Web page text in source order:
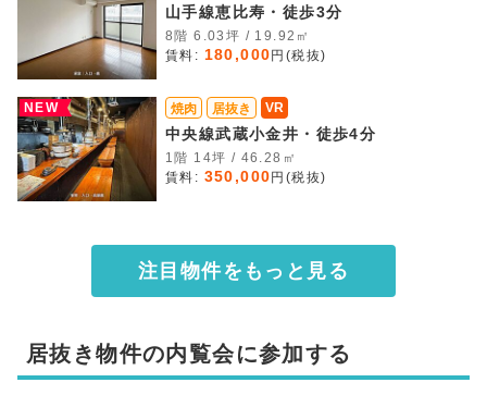
山手線恵比寿・徒歩3分
8階 6.03坪 / 19.92㎡
賃料: 180,000 円(税抜)
NEW 焼肉 居抜き VR
中央線武蔵小金井・徒歩4分
1階 14坪 / 46.28㎡
賃料: 350,000 円(税抜)
注目物件をもっと見る
居抜き物件の内覧会に参加する